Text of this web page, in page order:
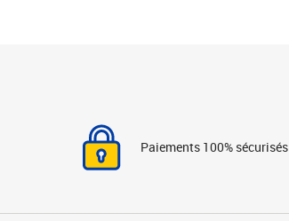
Paiements 100% sécurisés